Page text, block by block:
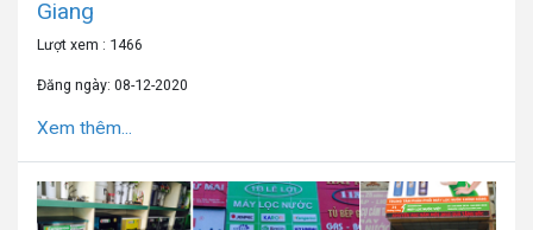
Giang
Lượt xem : 1466
Đăng ngày: 08-12-2020
Xem thêm...